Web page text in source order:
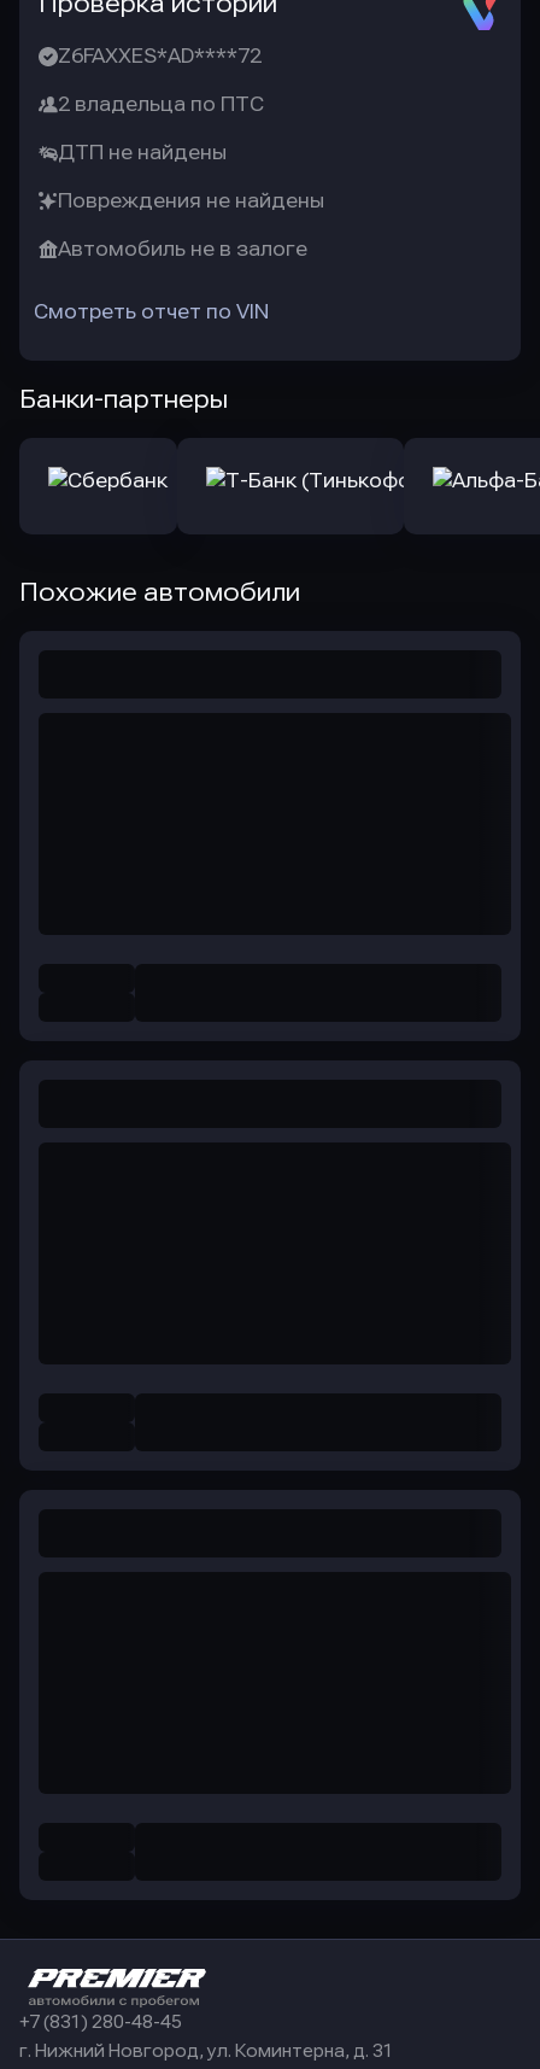
Z6FAXXES*AD****72
2 владельца по ПТС
ДТП не найдены
Повреждения не найдены
Автомобиль не в залоге
Смотреть отчет по VIN
Банки-партнеры
Похожие автомобили
+7 (831) 280-48-45
г. Нижний Новгород, ул. Коминтерна, д. 31